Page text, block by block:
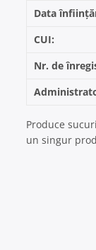
Data
CUI:
Nr. de
Produce
un singur